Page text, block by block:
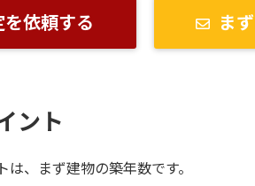
依頼する ま
ント
、まず建物の築年数です。